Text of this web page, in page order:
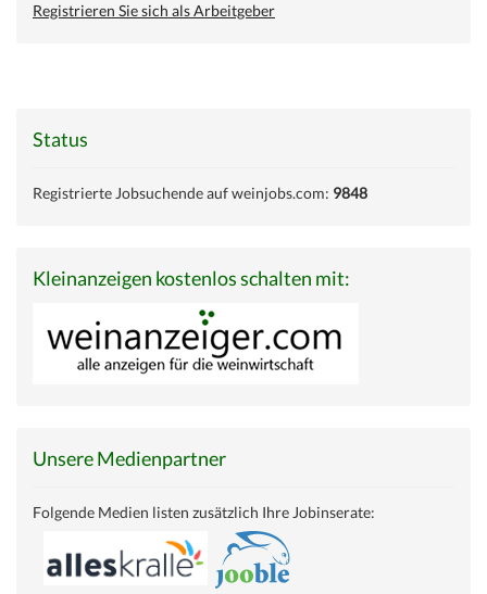
Registrieren Sie sich als Arbeitgeber
Status
Registrierte Jobsuchende auf weinjobs.com: 9848
Kleinanzeigen kostenlos schalten mit:
Unsere Medienpartner
Folgende Medien listen zusätzlich Ihre Jobinserate: